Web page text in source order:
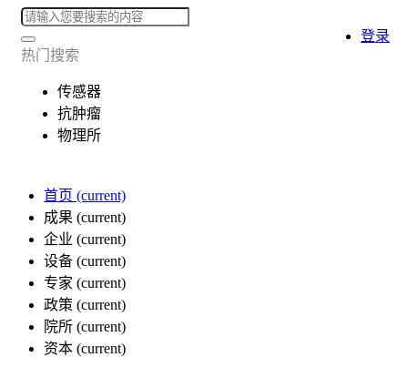
热门搜索
传感器
抗肿瘤
物理所
首页 (current)
成果 (current)
企业 (current)
设备 (current)
专家 (current)
政策 (current)
院所 (current)
资本 (current)
登录